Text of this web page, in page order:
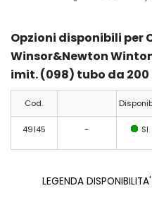
Opzioni disponibili per
Winsor&Newton
imit. (098) tubo da 200
Cod.
49145 - SI
LEGENDA